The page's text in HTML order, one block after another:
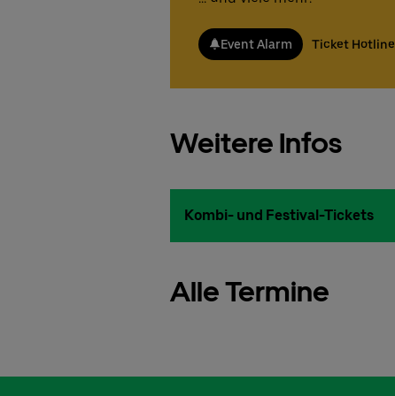
Event Alarm Ticket Hotline
Weitere Infos
Kombi- und Festival-Tickets
Alle Termine